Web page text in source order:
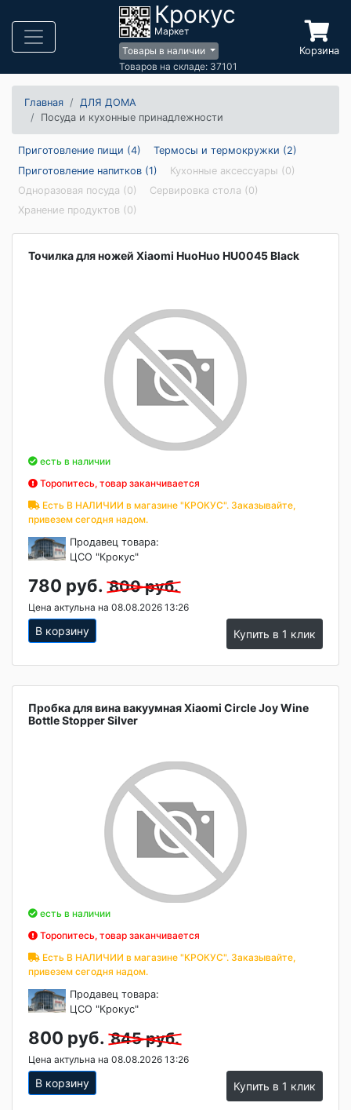
Крокус
Маркет
Товары в наличии
Товаров на складе: 37101
Корзина
Главная
ДЛЯ ДОМА
Посуда и кухонные принадлежности
Приготовление пищи (4)
Термосы и термокружки (2)
Приготовление напитков (1)
Кухонные аксессуары (0)
Одноразовая посуда (0)
Сервировка стола (0)
Хранение продуктов (0)
Точилка для ножей Xiaomi HuoHuo HU0045 Black
есть в наличии
Торопитесь, товар заканчивается
Есть В НАЛИЧИИ в магазине "КРОКУС". Заказывайте,
привезем сегодня надом.
Продавец товара:
ЦСО "Крокус"
780 руб. 800 руб.
Цена актульна на 08.08.2026 13:26
В корзину Купить в 1 клик
Пробка для вина вакуумная Xiaomi Circle Joy Wine
Bottle Stopper Silver
есть в наличии
Торопитесь, товар заканчивается
Есть В НАЛИЧИИ в магазине "КРОКУС". Заказывайте,
привезем сегодня надом.
Продавец товара:
ЦСО "Крокус"
800 руб. 845 руб.
Цена актульна на 08.08.2026 13:26
В корзину Купить в 1 клик